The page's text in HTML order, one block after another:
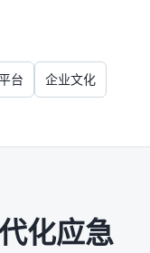
台 企业文化
化应急